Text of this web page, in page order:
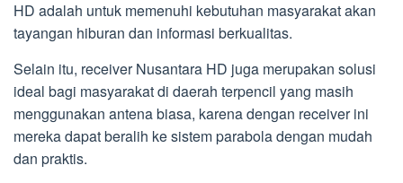
HD adalah untuk memenuhi kebutuhan masyarakat akan
tayangan hiburan dan informasi berkualitas.
Selain itu, receiver Nusantara HD juga merupakan solusi
ideal bagi masyarakat di daerah terpencil yang masih
menggunakan antena biasa, karena dengan receiver ini
mereka dapat beralih ke sistem parabola dengan mudah
dan praktis.